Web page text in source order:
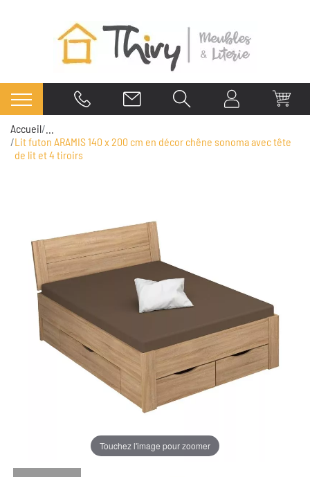
Accueil
Lit futon ARAMIS 140 x 200 cm en décor chêne sonoma avec tête
de lit et 4 tiroirs
Touchez l'image pour zoomer